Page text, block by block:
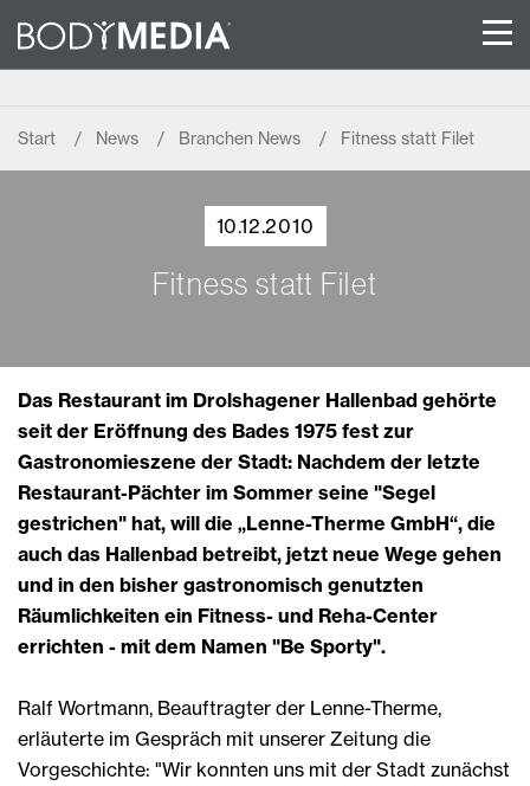
Start News Branchen News Fitness statt Filet
10.12.2010
Fitness statt Filet
Das Restaurant im Drolshagener Hallenbad gehörte
seit der Eröffnung des Bades 1975 fest zur
Gastronomieszene der Stadt: Nachdem der letzte
Restaurant-Pächter im Sommer seine "Segel
gestrichen" hat, will die „Lenne-Therme GmbH“, die
auch das Hallenbad betreibt, jetzt neue Wege gehen
und in den bisher gastronomisch genutzten
Räumlichkeiten ein Fitness- und Reha-Center
errichten - mit dem Namen "Be Sporty".
Ralf Wortmann, Beauftragter der Lenne-Therme,
erläuterte im Gespräch mit unserer Zeitung die
Vorgeschichte: "Wir konnten uns mit der Stadt zunächst